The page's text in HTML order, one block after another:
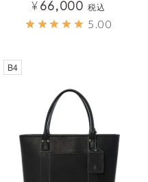
¥66,000 税込
5.00
B4